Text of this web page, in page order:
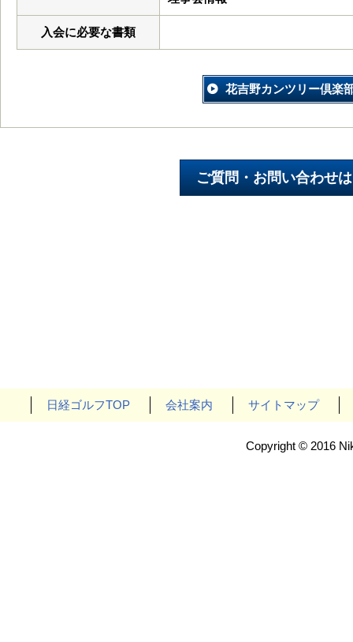
入会に必要な書類
花吉野カンツリー倶楽
日経ゴルフTOP 会社案内 サイトマップ
Copyright © 2016